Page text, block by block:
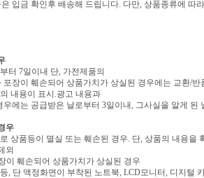
입금 확인후 배송해 드립니다. 다만, 상품종류에 따
터 7일이내 단, 가전제품의
장이 훼손되어 상품가치가 상실된 경우에는 교환/반
내용이 표시.광고 내용과
에는 공급받은 날로부터 3일이내, 그사실을 알게 된
우
상품등이 멸실 또는 훼손된 경우. 단, 상품의 내용을
외
이 훼손되어 상품가치가 상실된 경우
, 단 액정화면이 부착된 노트북, LCD모니터, 디지털